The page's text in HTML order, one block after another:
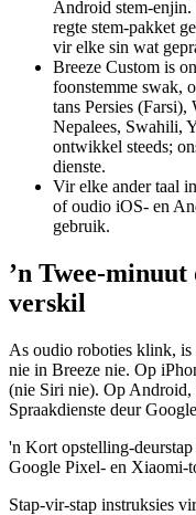
Android stem-
regte stem-pakket
vir elke sin wat
Breeze Custom is
foonstemme swak,
tans Persies
Nepalees, Swahili,
ontwikkel steeds;
dienste.
Vir elke ander taal
of oudio iOS- en
gebruik.
’n Twee-
verskil
As oudio roboties klink,
nie in Breeze nie. Op
(nie Siri nie). Op Android,
Spraakdienste deur
'n Kort opstelling-
Google Pixel- en Xiaomi-
Stap-vir-stap instruksies